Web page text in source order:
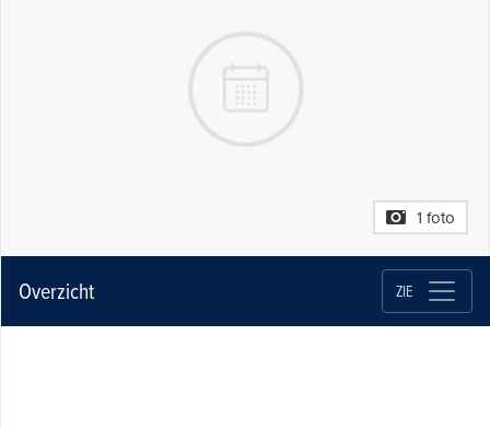
1 foto
Overzicht ZIE